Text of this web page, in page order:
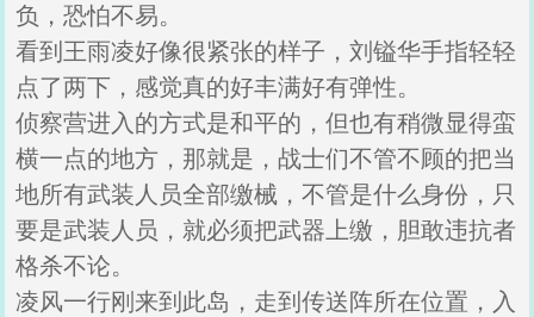
负，恐怕不易。
看到王雨凌好像很紧张的样子，刘镒华手指轻轻
点了两下，感觉真的好丰满好有弹性。
侦察营进入的方式是和平的，但也有稍微显得蛮
横一点的地方，那就是，战士们不管不顾的把当
地所有武装人员全部缴械，不管是什么身份，只
要是武装人员，就必须把武器上缴，胆敢违抗者
格杀不论。
凌风一行刚来到此岛，走到传送阵所在位置，入